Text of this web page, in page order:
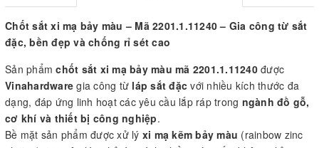
Chốt sắt xi mạ bảy màu – Mã 2201.1.11240 – Gia công từ sắt
đặc, bền đẹp và chống rỉ sét cao
Sản phẩmchốt sắt xi mạ bảy màu mã 2201.1.11240được
Vinahardware gia công từ láp sắt đặc với nhiều kích thước đa
dạng, đáp ứng linh hoạt các yêu cầu lắp ráp trong ngành đồ gỗ,
cơ khí và thiết bị công nghiệp.
Bề mặt sản phẩm được xử lý xi mạ kẽm bảy màu (rainbow zinc